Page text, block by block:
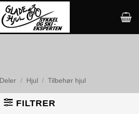
Deler / Hjul / Tilbehør hjul
FILTRER